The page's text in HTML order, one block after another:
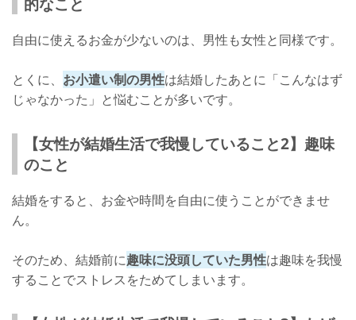
自由に使えるお金が少ないのは、男性も女性と同様です。
とくに、 お小遣い制の男性は結婚したあとに「こんなはず
じゃなかった」と悩むことが多いです。
【女性が結婚生活で我慢していること2】趣味
のこと
結婚をすると、お金や時間を自由に使うことができませ
ん。
そのため、結婚前に趣味に没頭していた男性は趣味を我慢
することでストレスをためてしまいます。